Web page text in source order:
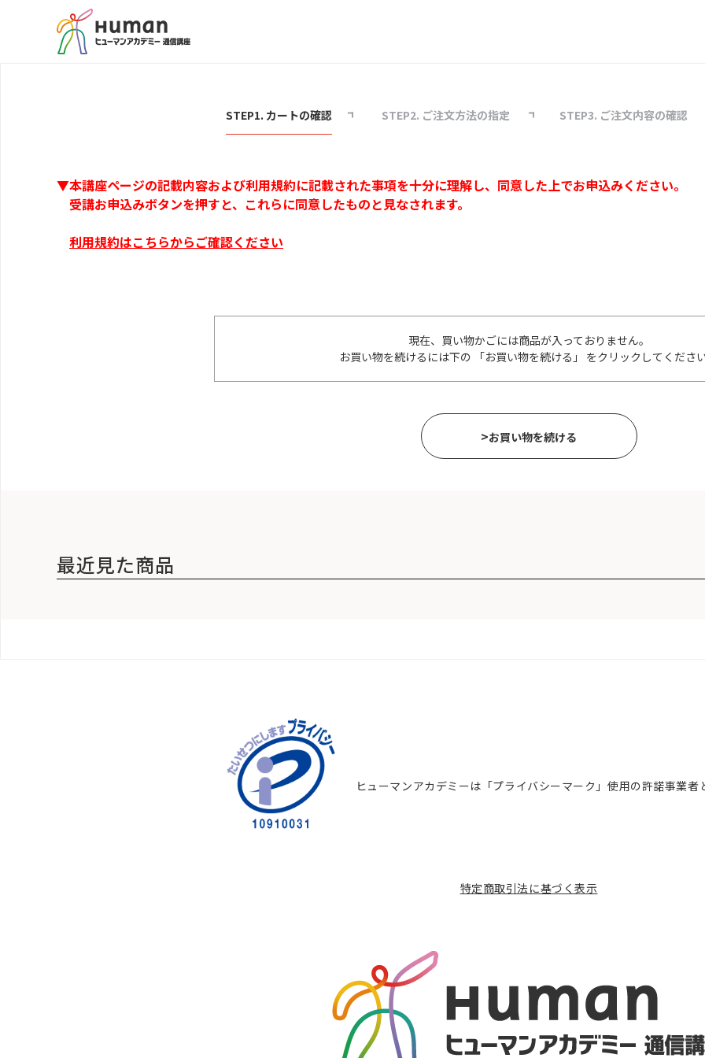
STEP1. カートの確認 STEP2. ご注文方法の指定 STEP3. ご注文内容の確認
▼本講座ページの記載内容および利用規約に記載された事項を十分に理解し、同意した上でお申込みください。
受講お申込みボタンを押すと、これらに同意したものと見なされます。
利用規約はこちらからご確認ください
現在、買い物かごには商品が入っておりません。
お買い物を続けるには下の 「お買い物を続ける」 をクリックしてくださ
>
最近見た商品
ヒューマンアカデミーは「プライバシーマーク」使用の許諾事業
特定商取引法に基づく表示